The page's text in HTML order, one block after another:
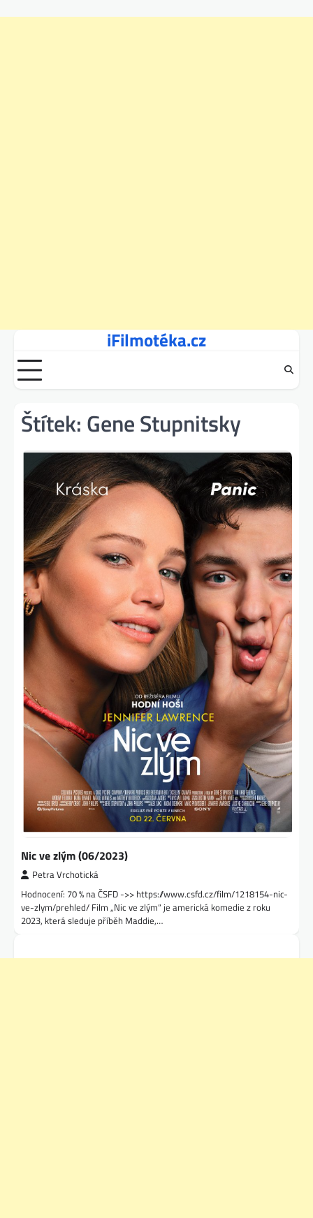
content
iFilmotéka.cz
Štítek: Gene Stupnitsky
Nic ve zlým (06/2023)
Petra Vrchotická
Hodnocení: 70 % na ČSFD ->> https://www.csfd.cz/film/1218154-nic-
ve-zlym/prehled/ Film „Nic ve zlým“ je americká komedie z roku
2023, která sleduje příběh Maddie,…